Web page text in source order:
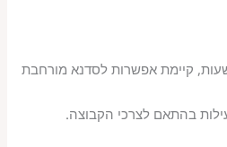
הפעילות היומית כ- 4 שעות, קיימת אפשרות לסדנא מורחבת
בהתאם לצרכי הקבוצה.